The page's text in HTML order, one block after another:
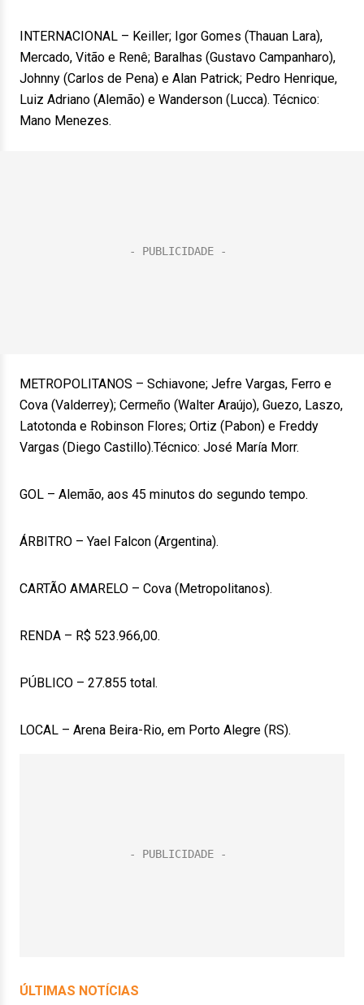
INTERNACIONAL – Keiller; Igor Gomes (Thauan Lara),
Mercado, Vitão e Renê; Baralhas (Gustavo Campanharo),
Johnny (Carlos de Pena) e Alan Patrick; Pedro Henrique,
Luiz Adriano (Alemão) e Wanderson (Lucca). Técnico:
Mano Menezes.
METROPOLITANOS – Schiavone; Jefre Vargas, Ferro e
Cova (Valderrey); Cermeño (Walter Araújo), Guezo, Laszo,
Latotonda e Robinson Flores; Ortiz (Pabon) e Freddy
Vargas (Diego Castillo).Técnico: José María Morr.
GOL – Alemão, aos 45 minutos do segundo tempo.
ÁRBITRO – Yael Falcon (Argentina).
CARTÃO AMARELO – Cova (Metropolitanos).
RENDA – R$ 523.966,00.
PÚBLICO – 27.855 total.
LOCAL – Arena Beira-Rio, em Porto Alegre (RS).